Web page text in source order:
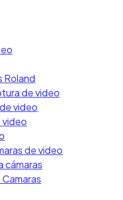
Roland
de video
video
video
de video
cámaras